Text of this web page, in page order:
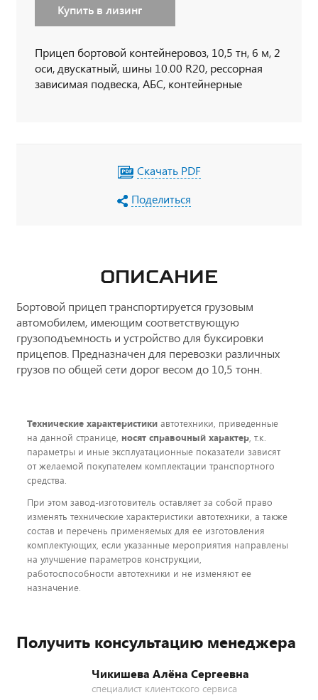
Купить в лизинг
Прицеп бортовой контейнеровоз, 10,5 тн, 6 м, 2
оси, двускатный, шины 10.00 R20, рессорная
зависимая подвеска, АБС, контейнерные
Скачать PDF
Поделиться
ОПИСАНИЕ
Бортовой прицеп транспортируется грузовым
автомобилем, имеющим соответствующую
грузоподъемность и устройство для буксировки
прицепов. Предназначен для перевозки различных
грузов по общей сети дорог весом до 10,5 тонн.
Технические характеристики автотехники, приведенные
на данной странице, носят справочный характер, т.к.
параметры и иные эксплуатационные показатели зависят
от желаемой покупателем комплектации транспортного
средства.
При этом завод-изготовитель оставляет за собой право
изменять технические характеристики автотехники, а также
состав и перечень применяемых для ее изготовления
комплектующих, если указанные мероприятия направлены
на улучшение параметров конструкции,
работоспособности автотехники и не изменяют ее
назначение.
Получить консультацию менеджера
Чикишева Алёна Сергеевна
специалист клиентского сервиса